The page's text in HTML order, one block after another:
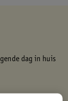
dag in huis